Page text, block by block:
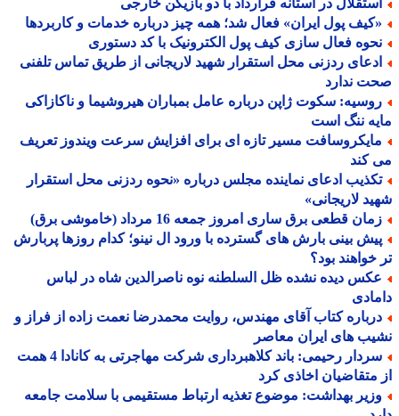
در آستانه قرارداد با دو بازیکن خارجی
پول ایران» فعال شد؛ همه چیز درباره خدمات و کاربردها
فعال سازی کیف پول الکترونیک با کد دستوری
ردزنی محل استقرار شهید لاریجانی از طریق تماس تلفنی
ندارد
سکوت ژاپن درباره عامل بمباران هیروشیما و ناکازاکی
ننگ است
مسیر تازه ای برای افزایش سرعت ویندوز تعریف
کند
ادعای نماینده مجلس درباره «نحوه ردزنی محل استقرار
لاریجانی»
قطعی برق ساری امروز جمعه 16 مرداد (خاموشی برق)
بینی بارش های گسترده با ورود ال نینو؛ کدام روزها پربارش
بود؟
دیده نشده ظل السلطنه نوه ناصرالدین شاه در لباس
کتاب آقای مهندس، روایت محمدرضا نعمت زاده از فراز و
های ایران معاصر
سردار رحیمی: باند کلاهبرداری شرکت مهاجرتی به کانادا 4 همت
متقاضیان اخاذی کرد
بهداشت: موضوع تغذیه ارتباط مستقیمی با سلامت جامعه